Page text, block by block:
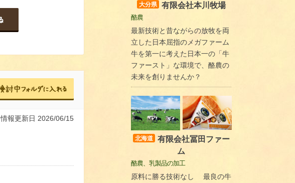
情報更新日 2026/06/15
大分県 有限会社本川牧場
酪農
最新技術と昔ながらの放牧を両
立した日本屈指のメガファーム
牛を第一に考えた日本一の「牛
ファースト」な環境で、酪農の
未来を創りませんか？
北海道
有限会社冨田ファー
ム
酪農、乳製品の加工
原料に勝る技術なし 最良の牛